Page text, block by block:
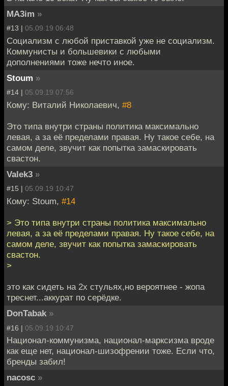
MA3im »
#13 | 05.09.19 06:48
Социализм с любой приставкой уже не социализм.
Коммунисты и большевики с любыми
дополнениями тоже нечто иное.
Stoum »
#14 | 05.09.19 07:56
Кому: Виталий Николаевич, #8
Это типа внутри страны политика максимально
левая, а за её пределами правая. Ну такое себе, на
самом деле, звучит как попытка замаскировать
свастон.
Valek3 »
#15 | 05.09.19 10:47
Кому: Stoum, #14
> Это типа внутри страны политика максимально
левая, а за её пределами правая. Ну такое себе, на
самом деле, звучит как попытка замаскировать
свастон.
>
это как сидеть на 2х стульях,но вероятнее - жопа
треснет...аккурат по серёдке.
DonTabak »
#16 | 05.09.19 10:47
Национал-коммунизма, национал-марксизма вроде
как еще нет, национал-шизофрении тоже. Если что,
бренды забил!
nacosc »